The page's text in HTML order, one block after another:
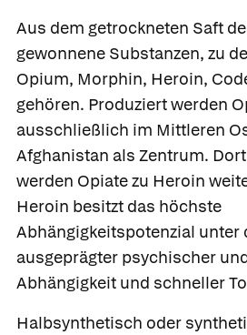
Aus dem getrockneten Saft
gewonnene Substanzen, zu
Opium, Morphin, Heroin,
gehören. Produziert werden
ausschließlich im Mittleren
Afghanistan als Zentrum.
werden Opiate zu Heroin
Heroin besitzt das höchste
Abhängigkeitspotenzial unter
ausgeprägter psychischer
Abhängigkeit und schneller
Halbsynthetisch oder